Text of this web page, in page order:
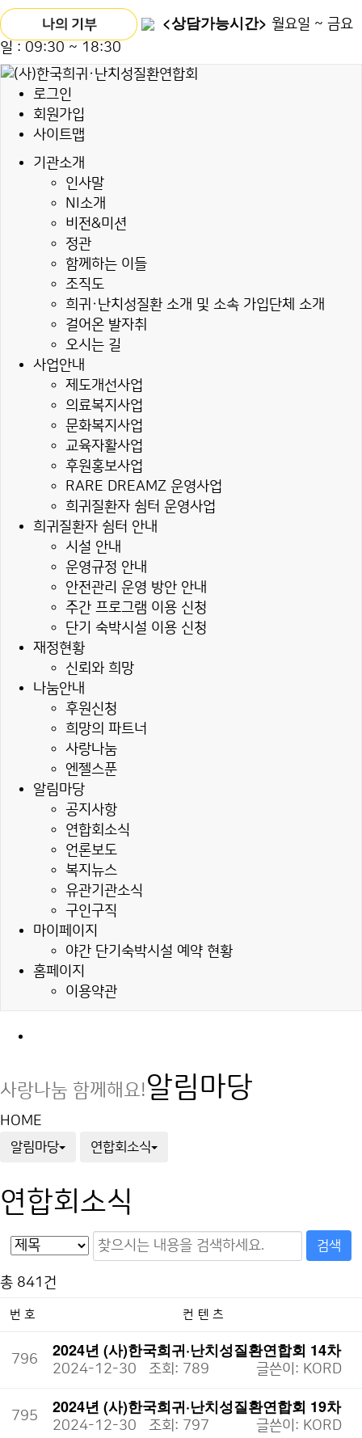
<상담가능시간> 월요일 ~ 금요
일 : 09:30 ~ 18:30
로그인
회원가입
사이트맵
기관소개
인사말
NI소개
비전&미션
정관
함께하는 이들
조직도
희귀·난치성질환 소개 및 소속 가입단체 소개
걸어온 발자취
오시는 길
사업안내
제도개선사업
의료복지사업
문화복지사업
교육자활사업
후원홍보사업
RARE DREAMZ 운영사업
희귀질환자 쉼터 운영사업
희귀질환자 쉼터 안내
시설 안내
운영규정 안내
안전관리 운영 방안 안내
주간 프로그램 이용 신청
단기 숙박시설 이용 신청
재정현황
신뢰와 희망
나눔안내
후원신청
희망의 파트너
사랑나눔
엔젤스푼
알림마당
공지사항
연합회소식
언론보도
복지뉴스
유관기관소식
구인구직
마이페이지
야간 단기숙박시설 예약 현황
홈페이지
이용약관
사랑나눔 함께해요!알림마당
HOME
알림마당 연합회소식
연합회소식
총 841건
번호 컨텐츠
796
2024년 (사)한국희귀·난치성질환연합회 14차
지원사… 인기 첨부
2024-12-30 조회: 789 글쓴이: KORD
795
2024년 (사)한국희귀·난치성질환연합회 19차
지원사… 인기 첨부
2024-12-30 조회: 797 글쓴이: KORD